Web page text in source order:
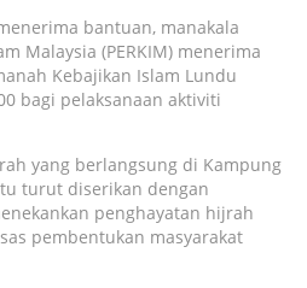
bantuan, manakala
Malaysia (PERKIM) menerima
Kebajikan Islam Lundu
bagi pelaksanaan aktiviti
yang berlangsung di Kampung
turut diserikan dengan
penghayatan hijrah
pembentukan masyarakat